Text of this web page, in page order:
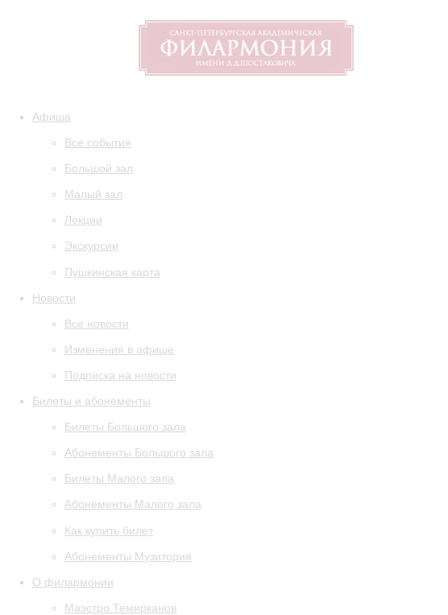
Афиша
Все события
Большой зал
Малый зал
Лекции
Экскурсии
Пушкинская карта
Новости
Все новости
Изменения в афише
Подписка на новости
Билеты и абонементы
Билеты Большого зала
Абонементы Большого зала
Билеты Малого зала
Абонементы Малого зала
Как купить билет
Абонементы Музитория
О филармонии
Маэстро Темирканов